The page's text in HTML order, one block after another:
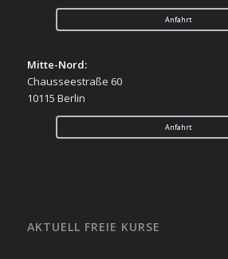
Anfahrt
Mitte-Nord:
Chausseestraße 60
10115 Berlin
Anfahrt
AKTUELL FREIE KURSE